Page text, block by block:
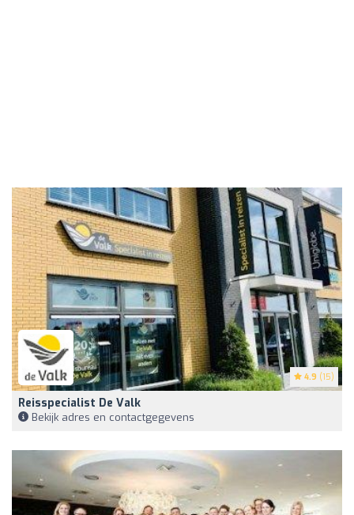
4.9 (15)
Reisspecialist De Valk
Bekijk adres en contactgegevens